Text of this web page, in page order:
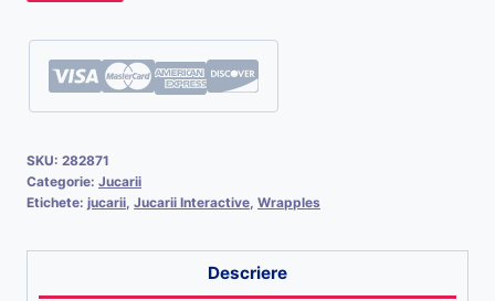
SKU: 282871
Categorie: Jucarii
Etichete: jucarii, Jucarii Interactive, Wrapples
Descriere